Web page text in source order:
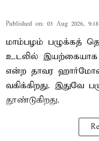
Published on: 03 Aug 2026,
மாம்பழம் பழுக்கத்
உடலில் இயற்கையாக
என்ற தாவர ஹார்மோன்
வகிக்கிறது. இதுவே
தூண்டுகிறது.